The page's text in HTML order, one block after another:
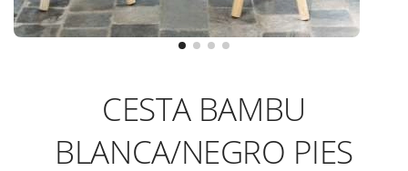
CESTA BAMBU
BLANCA/NEGRO PIES